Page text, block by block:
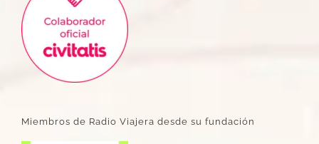
Miembros de Radio Viajera desde su fundación